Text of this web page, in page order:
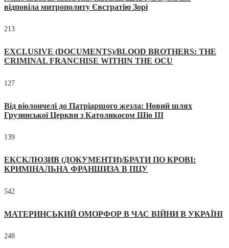
відповіла митрополиту Євстратію Зорі
213
EXCLUSIVE (DOCUMENTS)/BLOOD BROTHERS: THE
CRIMINAL FRANCHISE WITHIN THE OCU
127
Від віолончелі до Патріаршого жезла: Новий шлях
Грузинської Церкви з Католикосом Шіо III
139
ЕКСКЛЮЗИВ (ДОКУМЕНТИ)/БРАТИ ПО КРОВІ:
КРИМІНАЛЬНА ФРАНШИЗА В ПЦУ
542
МАТЕРИНСЬКИЙ ОМОРФОР В ЧАС ВІЙНИ В УКРАЇНІ
248